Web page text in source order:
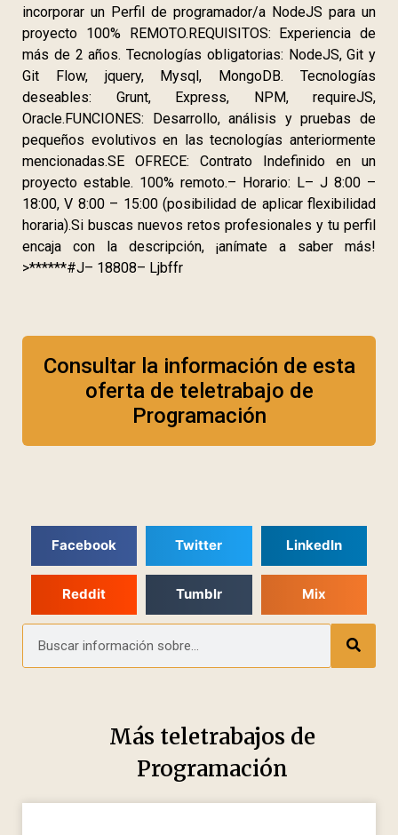
incorporar un Perfil de programador/a NodeJS para un
proyecto 100% REMOTO.REQUISITOS: Experiencia de
más de 2 años. Tecnologías obligatorias: NodeJS, Git y
Git Flow, jquery, Mysql, MongoDB. Tecnologías
deseables: Grunt, Express, NPM, requireJS,
Oracle.FUNCIONES: Desarrollo, análisis y pruebas de
pequeños evolutivos en las tecnologías anteriormente
mencionadas.SE OFRECE: Contrato Indefinido en un
proyecto estable. 100% remoto.– Horario: L– J 8:00 –
18:00, V 8:00 – 15:00 (posibilidad de aplicar flexibilidad
horaria).Si buscas nuevos retos profesionales y tu perfil
encaja con la descripción, ¡anímate a saber más!
>******#J– 18808– Ljbffr
Consultar la información de esta
oferta de teletrabajo de
Programación
Facebook Twitter LinkedIn
Reddit Tumblr Mix
Más teletrabajos de
Programación